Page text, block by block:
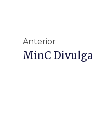
Anterior